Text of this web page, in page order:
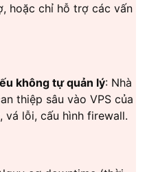
hoặc chỉ hỗ trợ các vấn
không tự quản lý: Nhà
thiệp sâu vào VPS của
vá lỗi, cấu hình firewall.